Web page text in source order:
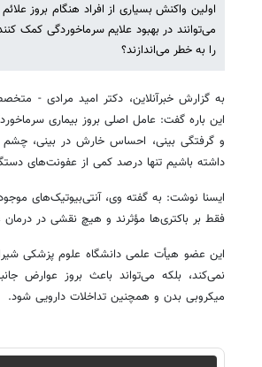
اولین واکنش بسیاری از افراد هنگام بروز
می‌توانند در بهبود علایم سرماخوردگی کمک
را به خطر می‌اندازند؟
به گزارش خبرآنلاین، دکتر امید مرادی -
این باره گفت: عامل اصلی بروز بیماری
و گرفتگی بینی، احساس خارش در بینی، چشم و
داشته باشیم تنها درصد کمی از عفونت‌های
ایسنا نوشت: به گفته وی، آنتی‌بیوتیک‌های
فقط بر باکتری‌ها مؤثرند و هیچ نقشی در
این عضو هیأت علمی دانشگاه علوم پزشکی
نمی‌کند، بلکه می‌تواند باعث بروز عوارض
میکروبی بدن و همچنین تداخلات دارویی شود.